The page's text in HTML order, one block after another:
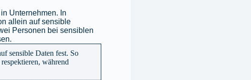
Unternehmen. In
allein auf sensible
Personen bei sensiblen
sensible Daten fest. So
während